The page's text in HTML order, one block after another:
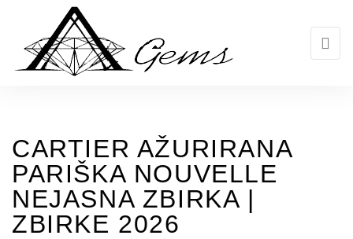
CARTIER AŽURIRANA
PARIŠKA NOUVELLE
NEJASNA ZBIRKA |
ZBIRKE 2026